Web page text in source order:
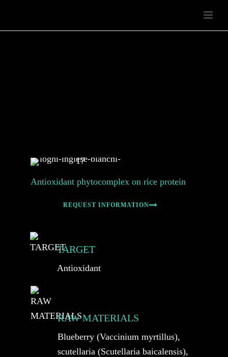
Antioxidant phytocomplex on rice protein
REQUEST INFORMATION
TARGET
Antioxidant
RAW MATERIALS
Blueberry (Vaccinium myrtillus),
scutellaria (Scutellaria baicalensis),